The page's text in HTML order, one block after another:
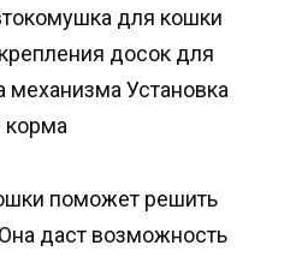
для кошки
досок для
механизма Установка
корма
поможет решить
даст возможность